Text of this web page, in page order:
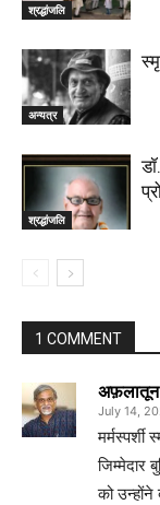
श्रद्धांजलि
अन्यत्र
श्रद्धांजलि
1 COMMENT
July 14,
जिम्मेदार
को उन्होंने